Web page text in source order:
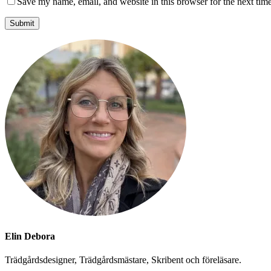
Elin Debora
Trädgårdsdesigner, Trädgårdsmästare, Skribent och föreläsare.